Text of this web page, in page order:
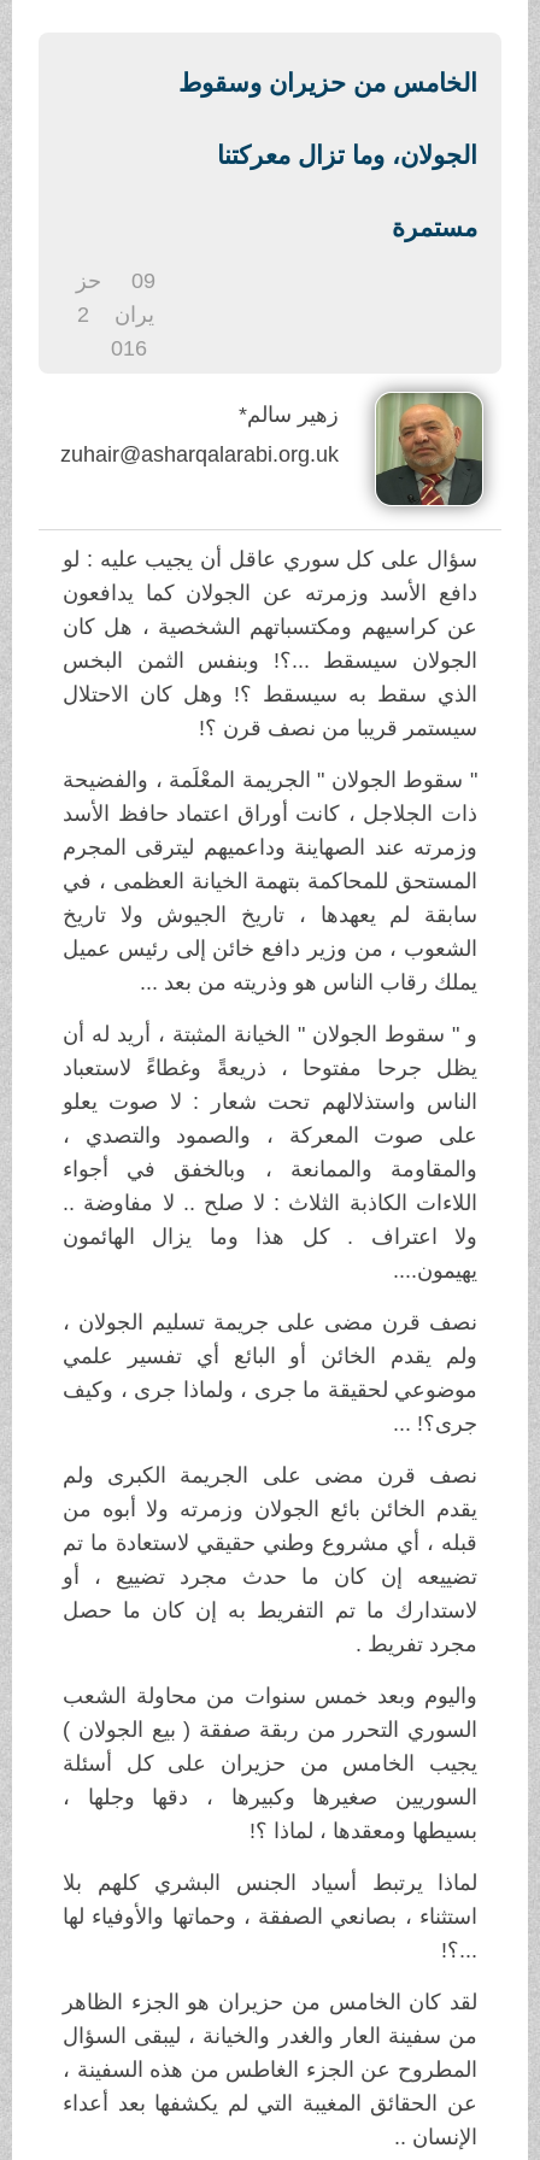
الخامس من حزيران وسقوط
الجولان، وما تزال معركتنا
مستمرة
يران
016
زهير سالم*
zuhair@asharqalarabi.org.uk
سؤال على كل سوري عاقل أن يجيب عليه : لو
دافع الأسد وزمرته عن الجولان كما يدافعون
عن كراسيهم ومكتسباتهم الشخصية ، هل كان
الجولان سيسقط ...؟! وبنفس الثمن البخس
الذي سقط به سيسقط ؟! وهل كان الاحتلال
سيستمر قريبا من نصف قرن ؟!
" سقوط الجولان " الجريمة المعْلَمة ، والفضيحة
ذات الجلاجل ، كانت أوراق اعتماد حافظ الأسد
وزمرته عند الصهاينة وداعميهم ليترقى المجرم
المستحق للمحاكمة بتهمة الخيانة العظمى ، في
سابقة لم يعهدها ، تاريخ الجيوش ولا تاريخ
الشعوب ، من وزير دافع خائن إلى رئيس عميل
يملك رقاب الناس هو وذريته من بعد ...
و " سقوط الجولان " الخيانة المثبتة ، أريد له أن
يظل جرحا مفتوحا ، ذريعةً وغطاءً لاستعباد
الناس واستذلالهم تحت شعار : لا صوت يعلو
على صوت المعركة ، والصمود والتصدي ،
والمقاومة والممانعة ، وبالخفق في أجواء
اللاءات الكاذبة الثلاث : لا صلح .. لا مفاوضة ..
ولا اعتراف . كل هذا وما يزال الهائمون
يهيمون....
نصف قرن مضى على جريمة تسليم الجولان ،
ولم يقدم الخائن أو البائع أي تفسير علمي
موضوعي لحقيقة ما جرى ، ولماذا جرى ، وكيف
جرى؟! ...
نصف قرن مضى على الجريمة الكبرى ولم
يقدم الخائن بائع الجولان وزمرته ولا أبوه من
قبله ، أي مشروع وطني حقيقي لاستعادة ما تم
تضييعه إن كان ما حدث مجرد تضييع ، أو
لاستدارك ما تم التفريط به إن كان ما حصل
مجرد تفريط .
واليوم وبعد خمس سنوات من محاولة الشعب
السوري التحرر من ربقة صفقة ( بيع الجولان )
يجيب الخامس من حزيران على كل أسئلة
السوريين صغيرها وكبيرها ، دقها وجلها ،
بسيطها ومعقدها ، لماذا ؟!
لماذا يرتبط أسياد الجنس البشري كلهم بلا
استثناء ، بصانعي الصفقة ، وحماتها والأوفياء لها
...؟!
لقد كان الخامس من حزيران هو الجزء الظاهر
من سفينة العار والغدر والخيانة ، ليبقى السؤال
المطروح عن الجزء الغاطس من هذه السفينة ،
عن الحقائق المغيبة التي لم يكشفها بعد أعداء
الإنسان ..